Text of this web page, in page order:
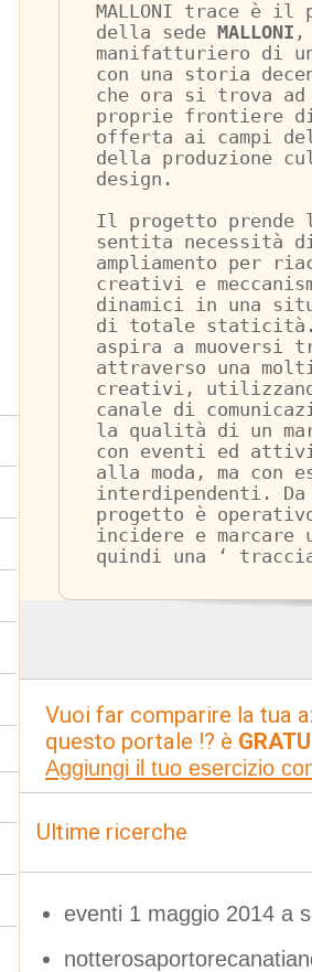
MALLONI trace è
della sede MALLONI ,
manifatturiero di
con una storia
che ora si trova
proprie frontiere
offerta ai campi
della produzione
design.
Il progetto prende
sentita necessità
ampliamento per
creativi e
dinamici in una
di totale staticità.
aspira a muoversi
attraverso una
creativi,
canale di
la qualità di un
con eventi ed
alla moda, ma con
interdipendenti.
progetto è
incidere e marcare
quindi una ‘
Vuoi far comparire la tua
questo portale !? è
Aggiungi il tuo esercizio
Ultime ricerche
eventi 1 maggio 2014 a